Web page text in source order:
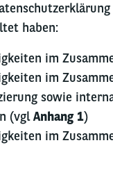
haben:
im
im
sowie
(vglAnhang 1)
im